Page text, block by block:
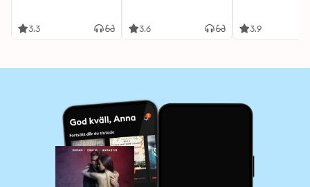
3.3 3.6 3.9